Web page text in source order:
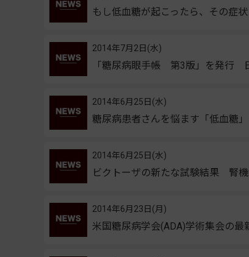
もし低血糖が起こったら、その症
「糖尿病眼手帳 第3版」を発行
2014年7月2日(水)
糖尿病患者さんを悩ます「低血糖
2014年6月25日(水)
ビクトーザの新たな試験結果 腎
2014年6月25日(水)
米国糖尿病学会(ADA)学術集会の最
2014年6月23日(月)